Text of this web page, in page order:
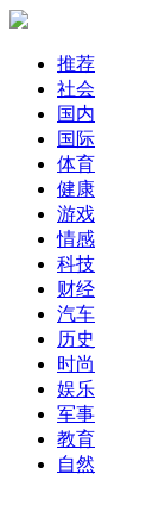
推荐
社会
国内
国际
体育
健康
游戏
情感
科技
财经
汽车
历史
时尚
娱乐
军事
教育
自然